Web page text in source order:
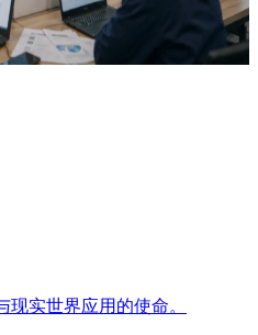
物联网数据接入和企业级AI辅
实世界应用的使命。